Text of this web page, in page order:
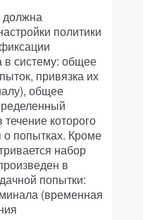
должна
политики
в систему: общее
привязка их
общее
которого
попытках. Кроме
набор
в
попытки:
(временная